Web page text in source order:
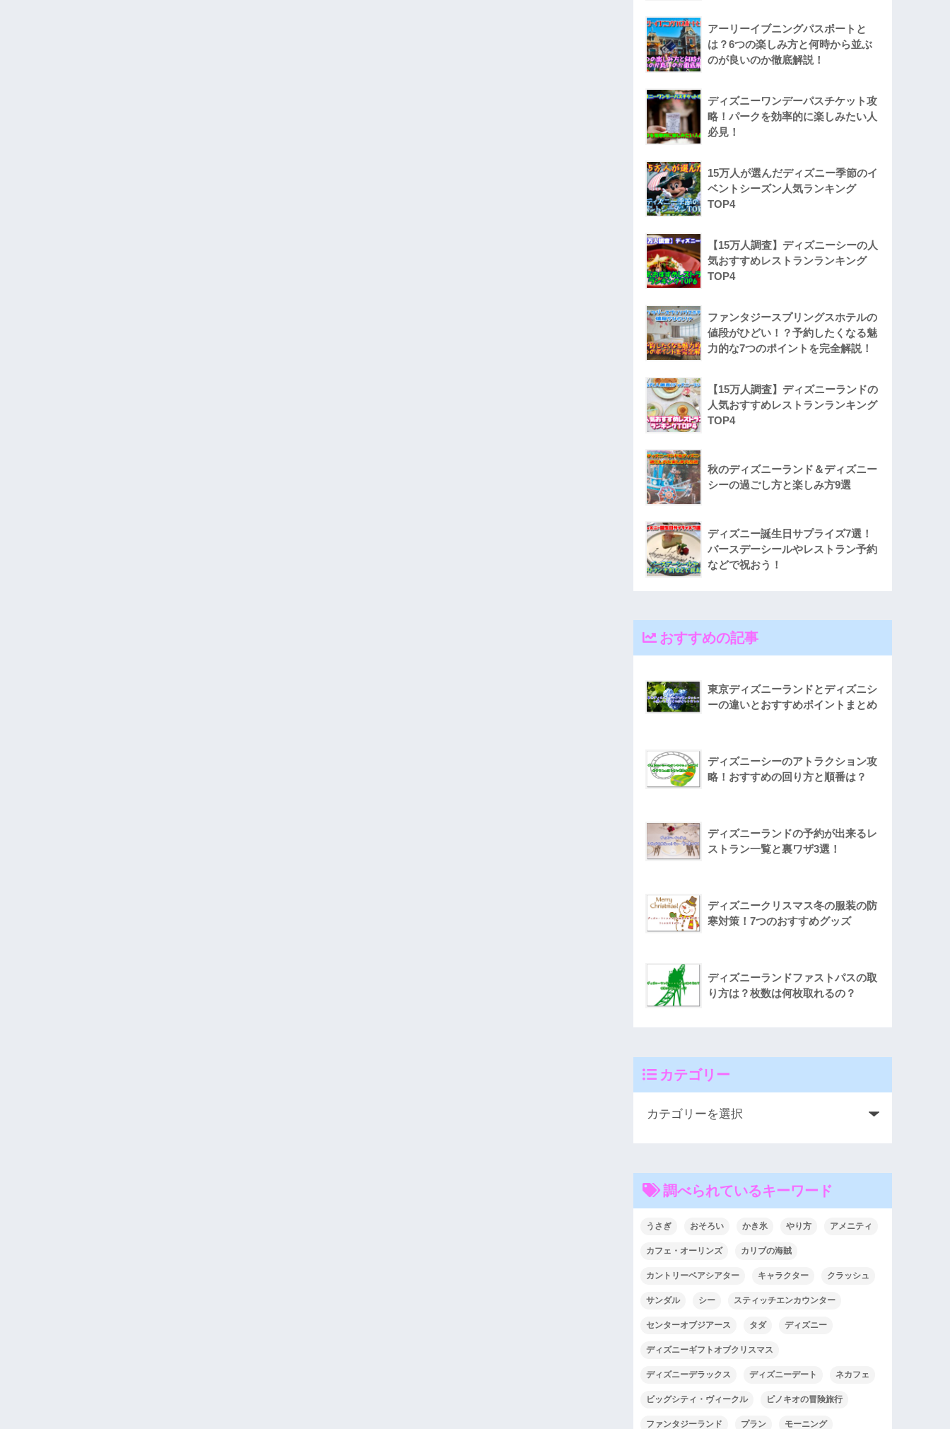
アーリーイブニングパスポートと
は？6つの楽しみ方と何時から並ぶ
のが良いのか徹底解説！
ディズニーワンデーパスチケット攻
略！パークを効率的に楽しみたい人
必見！
15万人が選んだディズニー季節のイ
ベントシーズン人気ランキング
TOP4
【15万人調査】ディズニーシーの人
気おすすめレストランランキング
TOP4
ファンタジースプリングスホテルの
値段がひどい！？予約したくなる魅
力的な7つのポイントを完全解説！
【15万人調査】ディズニーランドの
人気おすすめレストランランキング
TOP4
秋のディズニーランド＆ディズニー
シーの過ごし方と楽しみ方9選
ディズニー誕生日サプライズ7選！
バースデーシールやレストラン予約
などで祝おう！
おすすめの記事
東京ディズニーランドとディズニシ
ーの違いとおすすめポイントまとめ
ディズニーシーのアトラクション攻
略！おすすめの回り方と順番は？
ディズニーランドの予約が出来るレ
ストラン一覧と裏ワザ3選！
ディズニークリスマス冬の服装の防
寒対策！7つのおすすめグッズ
ディズニーランドファストパスの取
り方は？枚数は何枚取れるの？
カテゴリー
調べられているキーワード
うさぎ おそろい かき氷 やり方 アメニティ
カフェ・オーリンズ カリブの海賊
カントリーベアシアター キャラクター クラッシュ
サンダル シー スティッチエンカウンター
センターオブジアース タダ ディズニー
ディズニーギフトオブクリスマス
ディズニーデラックス ディズニーデート ネカフェ
ビッグシティ・ヴィークル ピノキオの冒険旅行
ファンタジーランド プラン モーニング